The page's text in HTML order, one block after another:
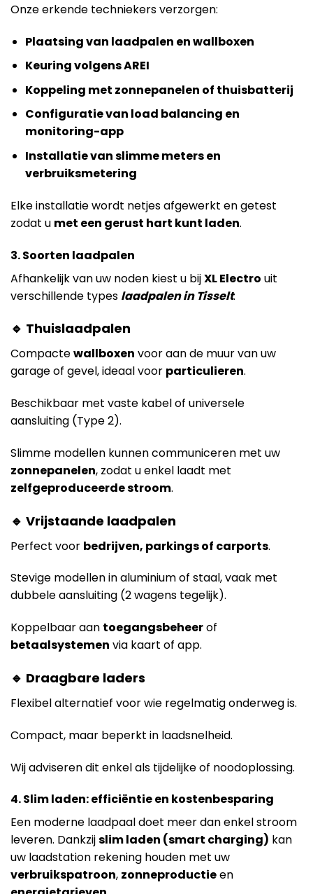
Onze erkende techniekers verzorgen:
Plaatsing van laadpalen en wallboxen
Keuring volgens AREI
Koppeling met zonnepanelen of thuisbatterij
Configuratie van load balancing en
monitoring-app
Installatie van slimme meters en
verbruiksmetering
Elke installatie wordt netjes afgewerkt en getest
zodat u met een gerust hart kunt laden.
3. Soorten laadpalen
Afhankelijk van uw noden kiest u bijXL Electro uit
verschillende types laadpalen in Tisselt:
🔹 Thuislaadpalen
Compactewallboxen voor aan de muur van uw
garage of gevel, ideaal voor particulieren.
Beschikbaar met vaste kabel of universele
aansluiting (Type 2).
Slimme modellen kunnen communiceren met uw
zonnepanelen, zodat u enkel laadt met
zelfgeproduceerde stroom.
🔹 Vrijstaande laadpalen
Perfect voor bedrijven, parkings of carports.
Stevige modellen in aluminium of staal, vaak met
dubbele aansluiting (2 wagens tegelijk).
Koppelbaar aan toegangsbeheerof
betaalsystemen via kaart of app.
🔹 Draagbare laders
Flexibel alternatief voor wie regelmatig onderweg is.
Compact, maar beperkt in laadsnelheid.
Wij adviseren dit enkel als tijdelijke of noodoplossing.
4. Slim laden: efficiëntie en kostenbesparing
Een moderne laadpaal doet meer dan enkel stroom
leveren. Dankzijslim laden (smart charging) kan
uw laadstation rekening houden met uw
verbruikspatroon, zonneproductieen